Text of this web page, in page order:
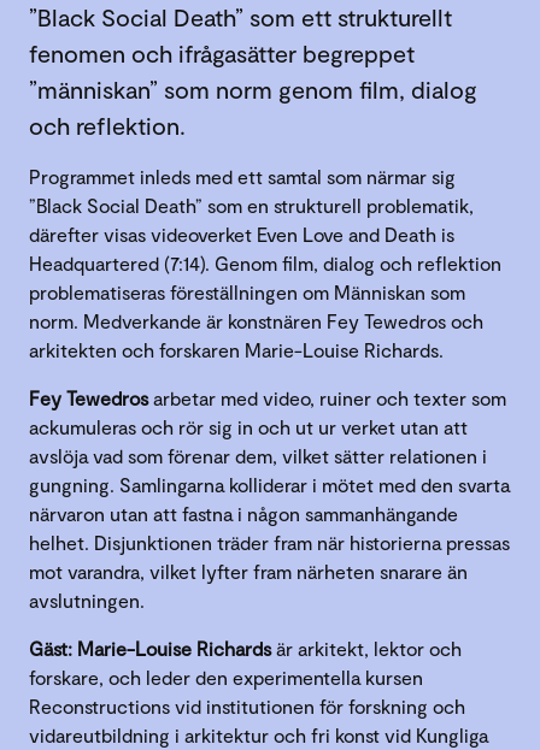
”Black Social Death” som ett strukturellt
fenomen och ifrågasätter begreppet
”människan” som norm genom film, dialog
och reflektion.
Programmet inleds med ett samtal som närmar sig
”Black Social Death” som en strukturell problematik,
därefter visas videoverket Even Love and Death is
Headquartered (7:14). Genom film, dialog och reflektion
problematiseras föreställningen om Människan som
norm. Medverkande är konstnären Fey Tewedros och
arkitekten och forskaren Marie-Louise Richards.
Fey Tewedrosarbetar med video, ruiner och texter som
ackumuleras och rör sig in och ut ur verket utan att
avslöja vad som förenar dem, vilket sätter relationen i
gungning. Samlingarna kolliderar i mötet med den svarta
närvaron utan att fastna i någon sammanhängande
helhet. Disjunktionen träder fram när historierna pressas
mot varandra, vilket lyfter fram närheten snarare än
avslutningen.
Gäst: Marie-Louise Richardsär arkitekt, lektor och
forskare, och leder den experimentella kursen
Reconstructions vid institutionen för forskning och
vidareutbildning i arkitektur och fri konst vid Kungliga